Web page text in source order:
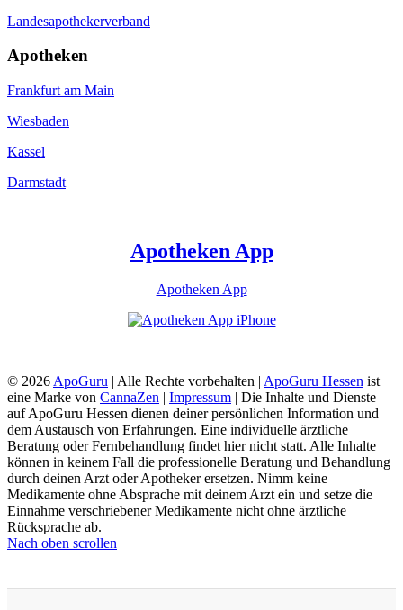
Landesapothekerverband
Apotheken
Frankfurt am Main
Wiesbaden
Kassel
Darmstadt
Apotheken App
Apotheken App
© 2026 ApoGuru | Alle Rechte vorbehalten | ApoGuru Hessen ist
eine Marke von CannaZen | Impressum | Die Inhalte und Dienste
auf ApoGuru Hessen dienen deiner persönlichen Information und
dem Austausch von Erfahrungen. Eine individuelle ärztliche
Beratung oder Fernbehandlung findet hier nicht statt. Alle Inhalte
können in keinem Fall die professionelle Beratung und Behandlung
durch deinen Arzt oder Apotheker ersetzen. Nimm keine
Medikamente ohne Absprache mit deinem Arzt ein und setze die
Einnahme verschriebener Medikamente nicht ohne ärztliche
Rücksprache ab.
Nach oben scrollen